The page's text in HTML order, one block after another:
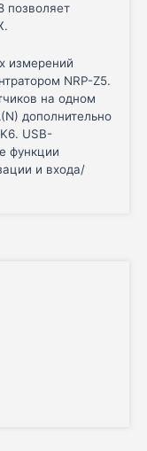
позволяет
измерений
NRP-Z5.
на одном
дополнительно
USB-
функции
и входа/